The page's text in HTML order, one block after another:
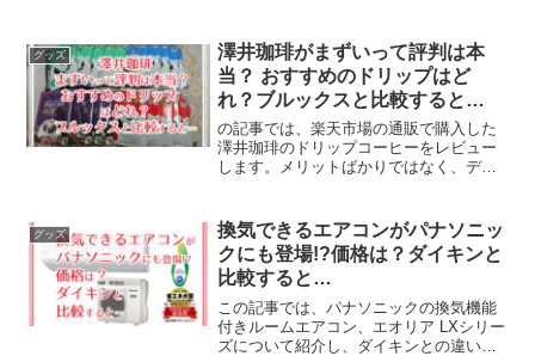
しセットもご案内します。ぬか床をすで
にお持ちの方や、ちょっとしたプレゼン
ト用にもおすすめですよ♪
グッズ
澤井珈琲がまずいって評判は本
当？ おすすめのドリップはど
れ？ブルックスと比較すると…
の記事では、楽天市場の通販で購入した
澤井珈琲のドリップコーヒーをレビュー
します。メリットばかりではなく、デメ
グッズ
換気できるエアコンがパナソニッ
クにも登場!?価格は？ダイキンと
比較すると…
この記事では、パナソニックの換気機能
付きルームエアコン、エオリア LXシリー
ズについて紹介し、ダイキンとの違いも